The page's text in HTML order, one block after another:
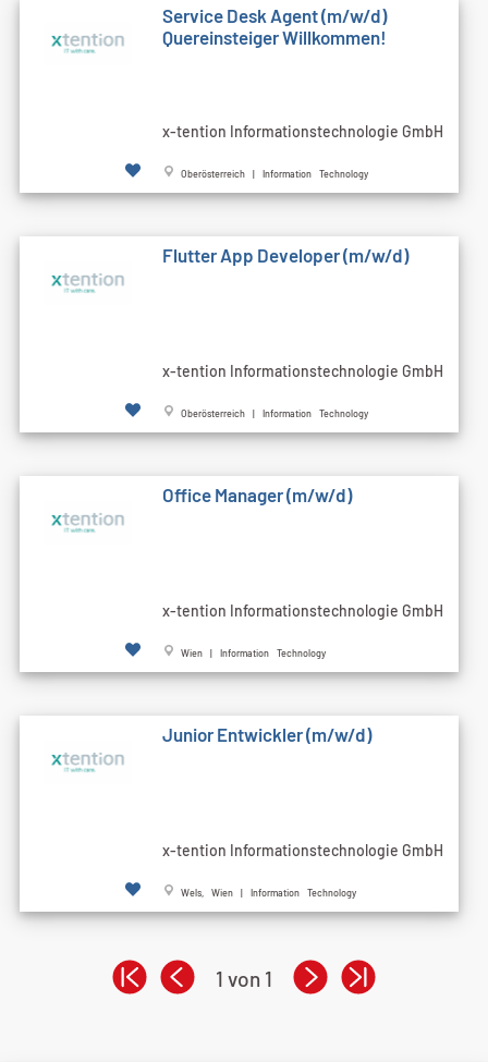
Service Desk Agent (m/w/d)
Quereinsteiger Willkommen!
x-tention Informationstechnologie GmbH
Oberösterreich | Information Technology
Flutter App Developer (m/w/d)
x-tention Informationstechnologie GmbH
Oberösterreich | Information Technology
Office Manager (m/w/d)
x-tention Informationstechnologie GmbH
Wien | Information Technology
Junior Entwickler (m/w/d)
x-tention Informationstechnologie GmbH
Wels, Wien | Information Technology
1 von 1